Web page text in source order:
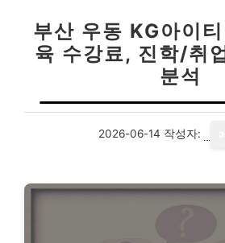
부산 우동 KG아이
육 수강료, 진학/취
분석
2026-06-14 작성자: